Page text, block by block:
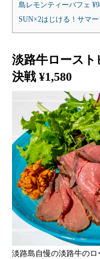
島レモンティーパフェ
SUN×2はじける！サマ
淡路牛ロースト
決戦 ¥1,580
淡路島自慢の淡路牛の